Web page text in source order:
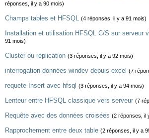
réponses, il y a 90 mois)
Champs tables et HFSQL (4 réponses, il y a 91 mois)
Installation et utilisation HFSQL C/S sur serveur
91 mois)
Cluster ou réplication (3 réponses, il y a 92 mois)
interrogation données windev depuis excel (7
requete Insert avec hfsql (3 réponses, il y a 94 mois)
Lenteur entre HFSQL classique vers serveur (7
Requête avec des données croisées (2 réponses, il
Rapprochement entre deux table (2 réponses, il y a